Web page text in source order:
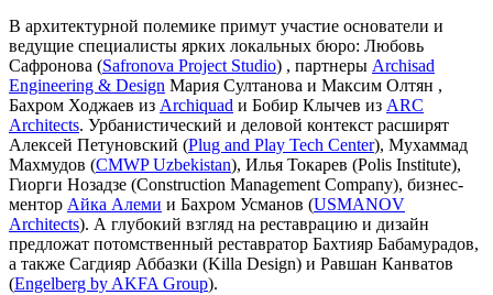
В архитектурной полемике примут участие основатели и
ведущие специалисты ярких локальных бюро: Любовь
Сафронова (Safronova Project Studio) , партнеры Archisad
Engineering & Design Мария Султанова и Максим Олтян ,
Бахром Ходжаев из Archiquad и Бобир Клычев из ARC
Architects. Урбанистический и деловой контекст расширят
Алексей Петуновский (Plug and Play Tech Center), Мухаммад
Махмудов (CMWP Uzbekistan), Илья Токарев (Polis Institute),
Гиорги Нозадзе (Construction Management Company), бизнес-
ментор Айка Алеми и Бахром Усманов (USMANOV
Architects). А глубокий взгляд на реставрацию и дизайн
предложат потомственный реставратор Бахтияр Бабамурадов,
а также Сагдияр Аббазки (Killa Design) и Равшан Канватов
(Engelberg by AKFA Group).